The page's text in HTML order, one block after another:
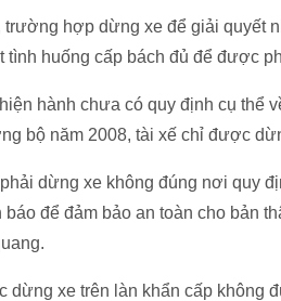
trường hợp dừng xe để giải quyết
tình huống cấp bách đủ để được
hành chưa có quy định cụ thể
bộ năm 2008, tài xế chỉ được
dừng xe không đúng nơi quy
báo để đảm bảo an toàn cho bản
dừng xe trên làn khẩn cấp không